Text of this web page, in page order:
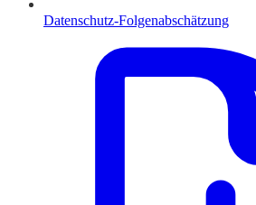
Datenschutz-Folgenabschätzung